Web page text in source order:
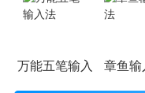
影响到你的打字速度哦。
万能五笔输入法章鱼输